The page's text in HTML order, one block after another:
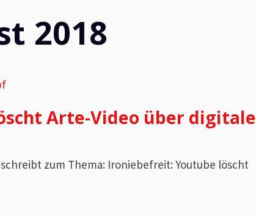
2018
Arte-Video über digitale
zum Thema: Ironiebefreit: Youtube löscht